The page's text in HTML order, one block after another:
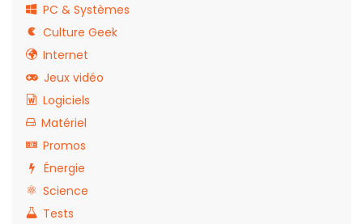
PC & Systèmes
Culture Geek
Internet
Jeux vidéo
Logiciels
Matériel
Promos
Énergie
Science
Tests